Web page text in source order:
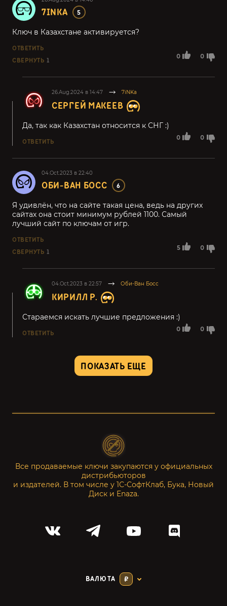
7INKA 5
0 0
Ключ в Казахстане активируется?
ОТВЕТИТЬ
СВЕРНУТЬ 1
26.Aug.2024 в 14:47 7iNKa
СЕРГЕЙ МАКЕЕВ
0 0
Да, так как Казахстан относится к СНГ :)
ОТВЕТИТЬ
04.Oct.2023 в 22:40
ОБИ-ВАН БОСС 6
5 0
Я удивлён, что на сайте такая цена, ведь на других
сайтах она стоит минимум рублей 1100. Самый
лучший сайт по ключам от игр.
ОТВЕТИТЬ
СВЕРНУТЬ 1
04.Oct.2023 в 22:57 Оби-Ван Босс
КИРИЛЛ Р.
0 0
Стараемся искать лучшие предложения :)
ОТВЕТИТЬ
ПОКАЗАТЬ ЕЩЕ
Все продаваемые ключи закупаются у официальных
дистрибьюторов
и издателей. В том числе у 1С-СофтКлаб, Бука, Новый
Диск и Enaza.
ВАЛЮТА ₽